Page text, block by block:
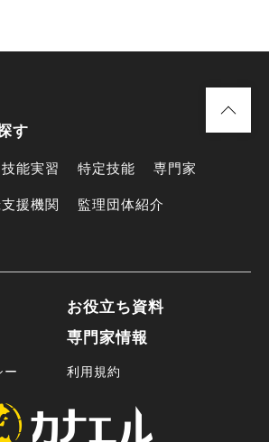
す
技能実習 特定技能
専門家
援機関
監理団体紹介
お役立ち資料
専門家情報
利用規約